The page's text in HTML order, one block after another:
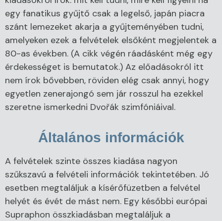
egy fanatikus gyűjtő csak a legelső, japán piacra
szánt lemezeket akarja a gyűjteményében tudni,
amelyeken ezek a felvételek elsőként megjelentek a
80-as években. (A cikk végén ráadásként még egy
érdekességet is bemutatok.) Az előadásokról itt
nem írok bővebben, röviden elég csak annyi, hogy
egyetlen zenerajongó sem jár rosszul ha ezekkel
szeretne ismerkedni Dvořák szimfóniáival.
Általános információk
A felvételek szinte összes kiadása nagyon
szűkszavú a felvételi információk tekintetében. Jó
esetben megtaláljuk a kísérőfüzetben a felvétel
helyét és évét de mást nem. Egy későbbi európai
Supraphon összkiadásban megtaláljuk a